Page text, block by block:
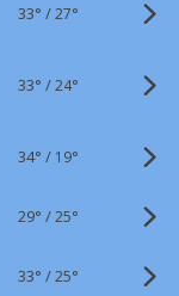
33° /27°
33° /24°
34° / 19°
29° /25°
33° /25°